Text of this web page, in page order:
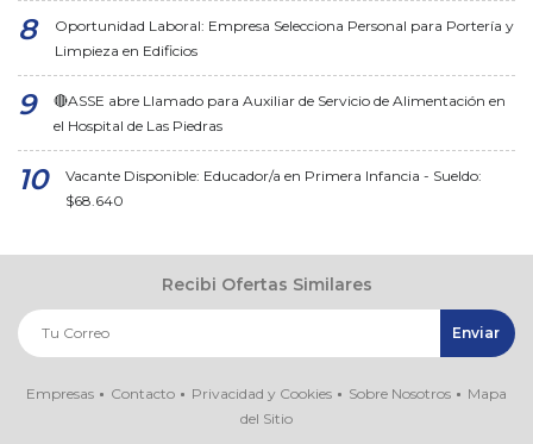
Oportunidad Laboral: Empresa Selecciona Personal para Portería y
Limpieza en Edificios
🔴ASSE abre Llamado para Auxiliar de Servicio de Alimentación en
el Hospital de Las Piedras
Vacante Disponible: Educador/a en Primera Infancia - Sueldo:
$68.640
Recibi Ofertas Similares
Empresas Contacto Privacidad y Cookies Sobre Nosotros
Mapa
del Sitio